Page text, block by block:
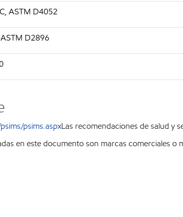
ASTM D4052
D2896
psims.aspxLas recomendaciones de salud y
en este documento son marcas comerciales